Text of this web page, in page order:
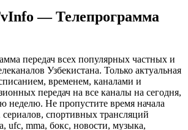
— Телепрограмма
передач всех популярных частных и
Узбекистана. Только актуальная
временем, каналами и
передач на все каналы на сегодня,
неделю. Не пропустите время начала
спортивных трансляций
ufc, mma, бокс, новости, музыка,